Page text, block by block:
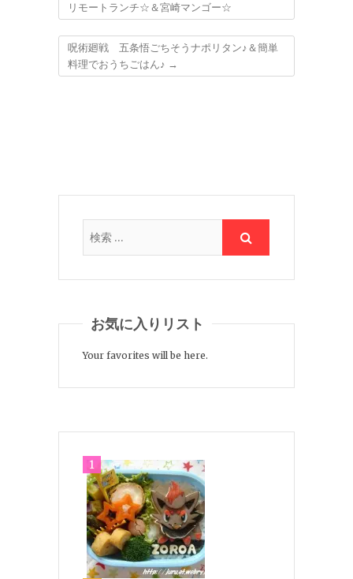
リモートランチ☆＆宮崎マンゴー☆
呪術廻戦 五条悟ごちそうナポリタン♪＆簡単
料理でおうちごはん♪ →
お気に入りリスト
Your favorites will be here.